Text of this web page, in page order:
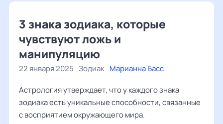
3 знака зодиака, которые
чувствуют ложь и
манипуляцию
22 января 2025 Зодиак Марианна Басс
Астрология утверждает, что у каждого знака
зодиака есть уникальные способности, связанные
с восприятием окружающего мира.